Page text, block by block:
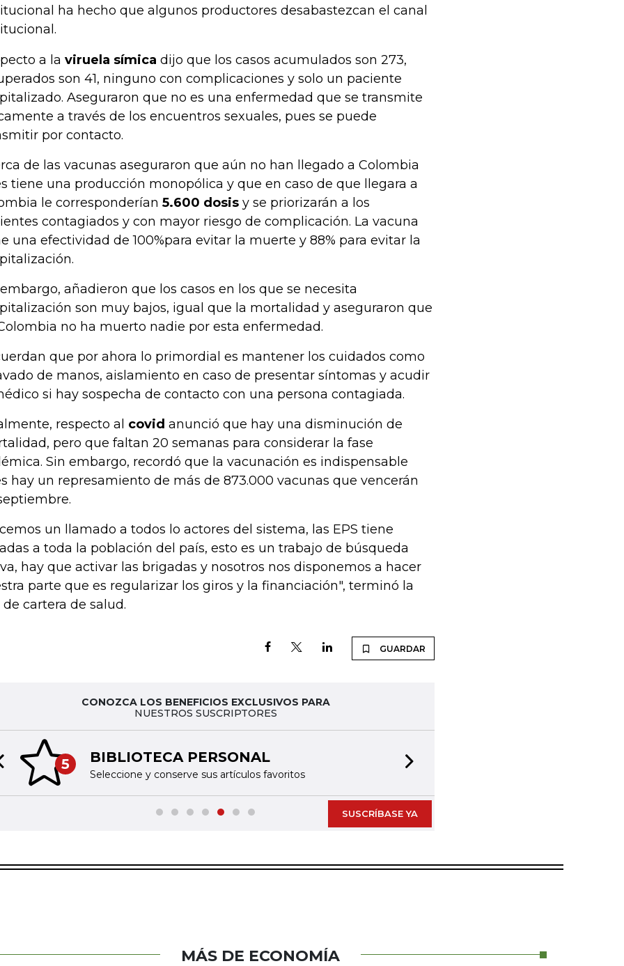
ha hecho que algunos productores desabastezcan el canal
a la viruela símica dijo que los casos acumulados son 273,
son 41, ninguno con complicaciones y solo un paciente
Aseguraron que no es una enfermedad que se transmite
a través de los encuentros sexuales, pues se puede
por contacto.
de las vacunas aseguraron que aún no han llegado a Colombia
tiene una producción monopólica y que en caso de que llegara a
le corresponderían 5.600 dosis y se priorizarán a los
contagiados y con mayor riesgo de complicación. La vacuna
una efectividad de 100%para evitar la muerte y 88% para evitar la
añadieron que los casos en los que se necesita
son muy bajos, igual que la mortalidad y aseguraron que
no ha muerto nadie por esta enfermedad.
que por ahora lo primordial es mantener los cuidados como
de manos, aislamiento en caso de presentar síntomas y acudir
si hay sospecha de contacto con una persona contagiada.
respecto al covid anunció que hay una disminución de
pero que faltan 20 semanas para considerar la fase
Sin embargo, recordó que la vacunación es indispensable
hay un represamiento de más de 873.000 vacunas que vencerán
un llamado a todos lo actores del sistema, las EPS tiene
a toda la población del país, esto es un trabajo de búsqueda
hay que activar las brigadas y nosotros nos disponemos a hacer
parte que es regularizar los giros y la financiación", terminó la
de cartera de salud.
GUARDAR
CONOZCA LOS BENEFICIOS EXCLUSIVOS PARA
NUESTROS SUSCRIPTORES
5 BIBLIOTECA PERSONAL
Seleccione y conserve sus artículos favoritos
slide
SUSCRÍBASE YA
MÁS DE ECONOMÍA